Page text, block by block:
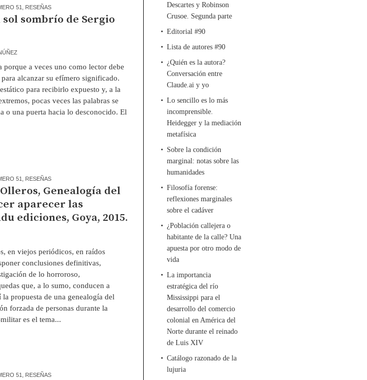
51 RESEÑAS
sombrío de Sergio
porque a veces uno como lector debe
alcanzar su efímero significado.
para recibirlo expuesto y, a la
pocas veces las palabras se
o una puerta hacia lo desconocido. El
51 RESEÑAS
Genealogía del
aparecer las
ediciones, Goya, 2015.
en viejos periódicos, en raídos
conclusiones definitivas,
de lo horroroso,
que, a lo sumo, conducen a
propuesta de una genealogía del
forzada de personas durante la
es el tema...
51 RESEÑAS
Descartes y Robinson
Crusoe. Segunda parte
Editorial #90
Lista de autores #90
¿Quién es la autora?
Conversación entre
Claude.ai y yo
Lo sencillo es lo más
incomprensible.
Heidegger y la mediación
metafísica
Sobre la condición
marginal: notas sobre las
humanidades
Filosofía forense:
reflexiones marginales
sobre el cadáver
¿Población callejera o
habitante de la calle? Una
apuesta por otro modo de
vida
La importancia
estratégica del río
Mississippi para el
desarrollo del comercio
colonial en América del
Norte durante el reinado
de Luis XIV
Catálogo razonado de la
lujuria